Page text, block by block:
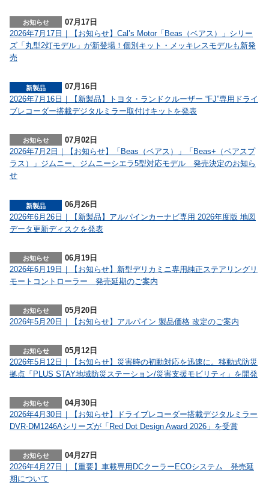
07月17日
2026年7月17日｜【お知らせ】Cal’s Motor「Beas（ベアス）」シリー
ズ「丸型2灯モデル」が新登場！個別キット・メッキレスモデルも新発
売
07月16日
2026年7月16日｜【新製品】トヨタ・ランドクルーザー “FJ”専用ドライ
ブレコーダー搭載デジタルミラー取付けキットを発表
07月02日
2026年7月2日｜【お知らせ】「Beas（ベアス）」「Beas+（ベアスプ
ラス）」ジムニー、ジムニーシエラ5型対応モデル 発売決定のお知ら
せ
06月26日
2026年6月26日｜【新製品】アルパインカーナビ専用 2026年度版 地図
データ更新ディスクを発表
06月19日
2026年6月19日｜【お知らせ】新型デリカミニ専用純正ステアリングリ
モートコントローラー 発売延期のご案内
05月20日
2026年5月20日｜【お知らせ】アルパイン 製品価格 改定のご案内
05月12日
2026年5月12日｜【お知らせ】災害時の初動対応を迅速に。移動式防災
拠点「PLUS STAY地域防災ステーション/災害支援モビリティ」を開発
04月30日
2026年4月30日｜【お知らせ】ドライブレコーダー搭載デジタルミラー
DVR-DM1246Aシリーズが「Red Dot Design Award 2026」を受賞
04月27日
2026年4月27日｜【重要】車載専用DCクーラーECOシステム 発売延
期について